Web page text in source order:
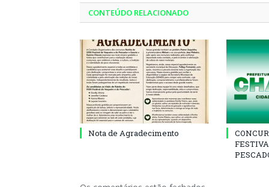
CONTEÚDO RELACIONADO
Nota de Agradecimento